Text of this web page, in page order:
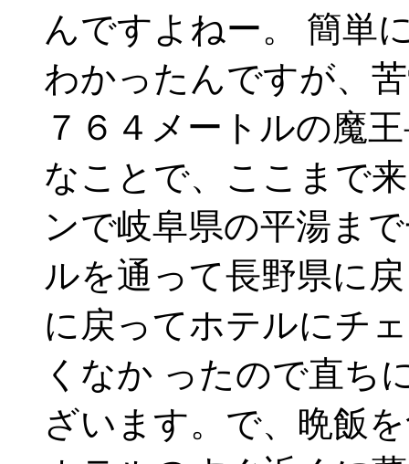
んですよねー。 簡単
わかったんですが、
７６４メートルの魔
なことで、ここまで
ンで岐阜県の平湯ま
ルを通って長野県に
に戻ってホテルにチ
くなか ったので直ち
ざいます。で、晩飯